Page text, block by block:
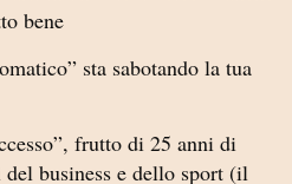
bene
sta sabotando la tua
frutto di 25 anni di
business e dello sport (il